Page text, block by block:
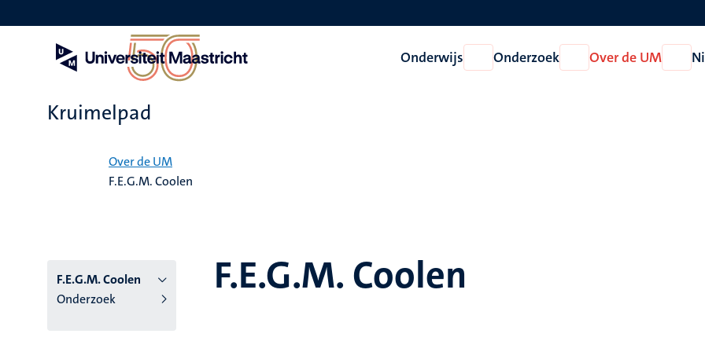
en
Onderwijs
Open
Onderwijs
Onderzoek
Open
Onderzoek
Over de UM
Open
Over
Kruimelpad
Over de UM
F.E.G.M. Coolen
F.E.G.M. Coolen
Onderzoek
F.E.G.M. Coolen